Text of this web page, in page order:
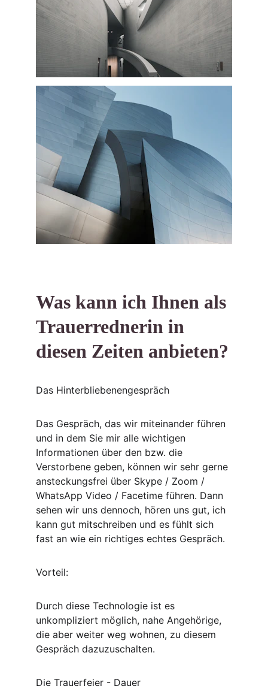
Was kann ich Ihnen als
Trauerrednerin in
diesen Zeiten anbieten?
Das Hinterbliebenengespräch
Das Gespräch, das wir miteinander führen
und in dem Sie mir alle wichtigen
Informationen über den bzw. die
Verstorbene geben, können wir sehr gerne
ansteckungsfrei über Skype / Zoom /
WhatsApp Video / Facetime führen. Dann
sehen wir uns dennoch, hören uns gut, ich
kann gut mitschreiben und es fühlt sich
fast an wie ein richtiges echtes Gespräch.
Vorteil:
Durch diese Technologie ist es
unkompliziert möglich, nahe Angehörige,
die aber weiter weg wohnen, zu diesem
Gespräch dazuzuschalten. ​
Die Trauerfeier - Dauer